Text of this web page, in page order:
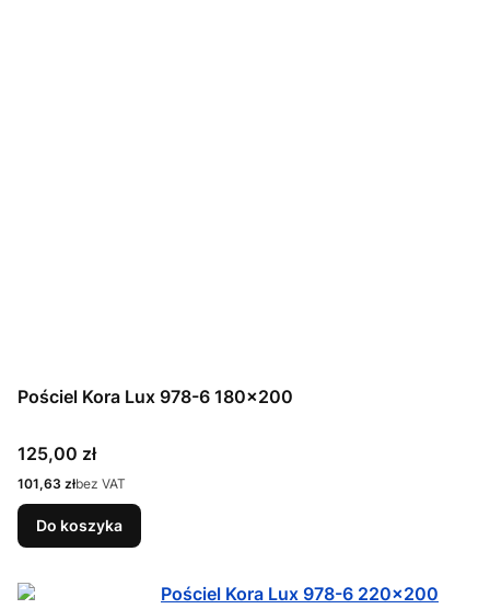
Pościel Kora Lux 978-6 180x200
Cena
125,00 zł
Cena
101,63 złbez VAT
Do koszyka